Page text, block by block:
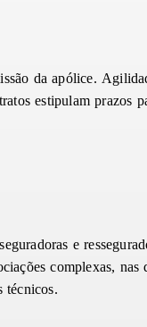
da apólice.
estipulam prazos
e
complexas, nas